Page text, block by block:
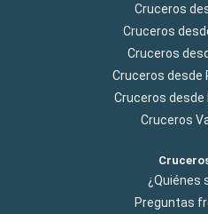
Cruceros
Cruceros
Cruceros
Cruceros desde
Cruceros desde
Cruceros
¿Quiénes
Preguntas